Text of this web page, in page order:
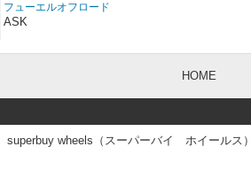
フューエルオフロード
D525 Revolver ブラッ
ASK
HOME
superbuy wheels（スーパーバイ ホイールス）